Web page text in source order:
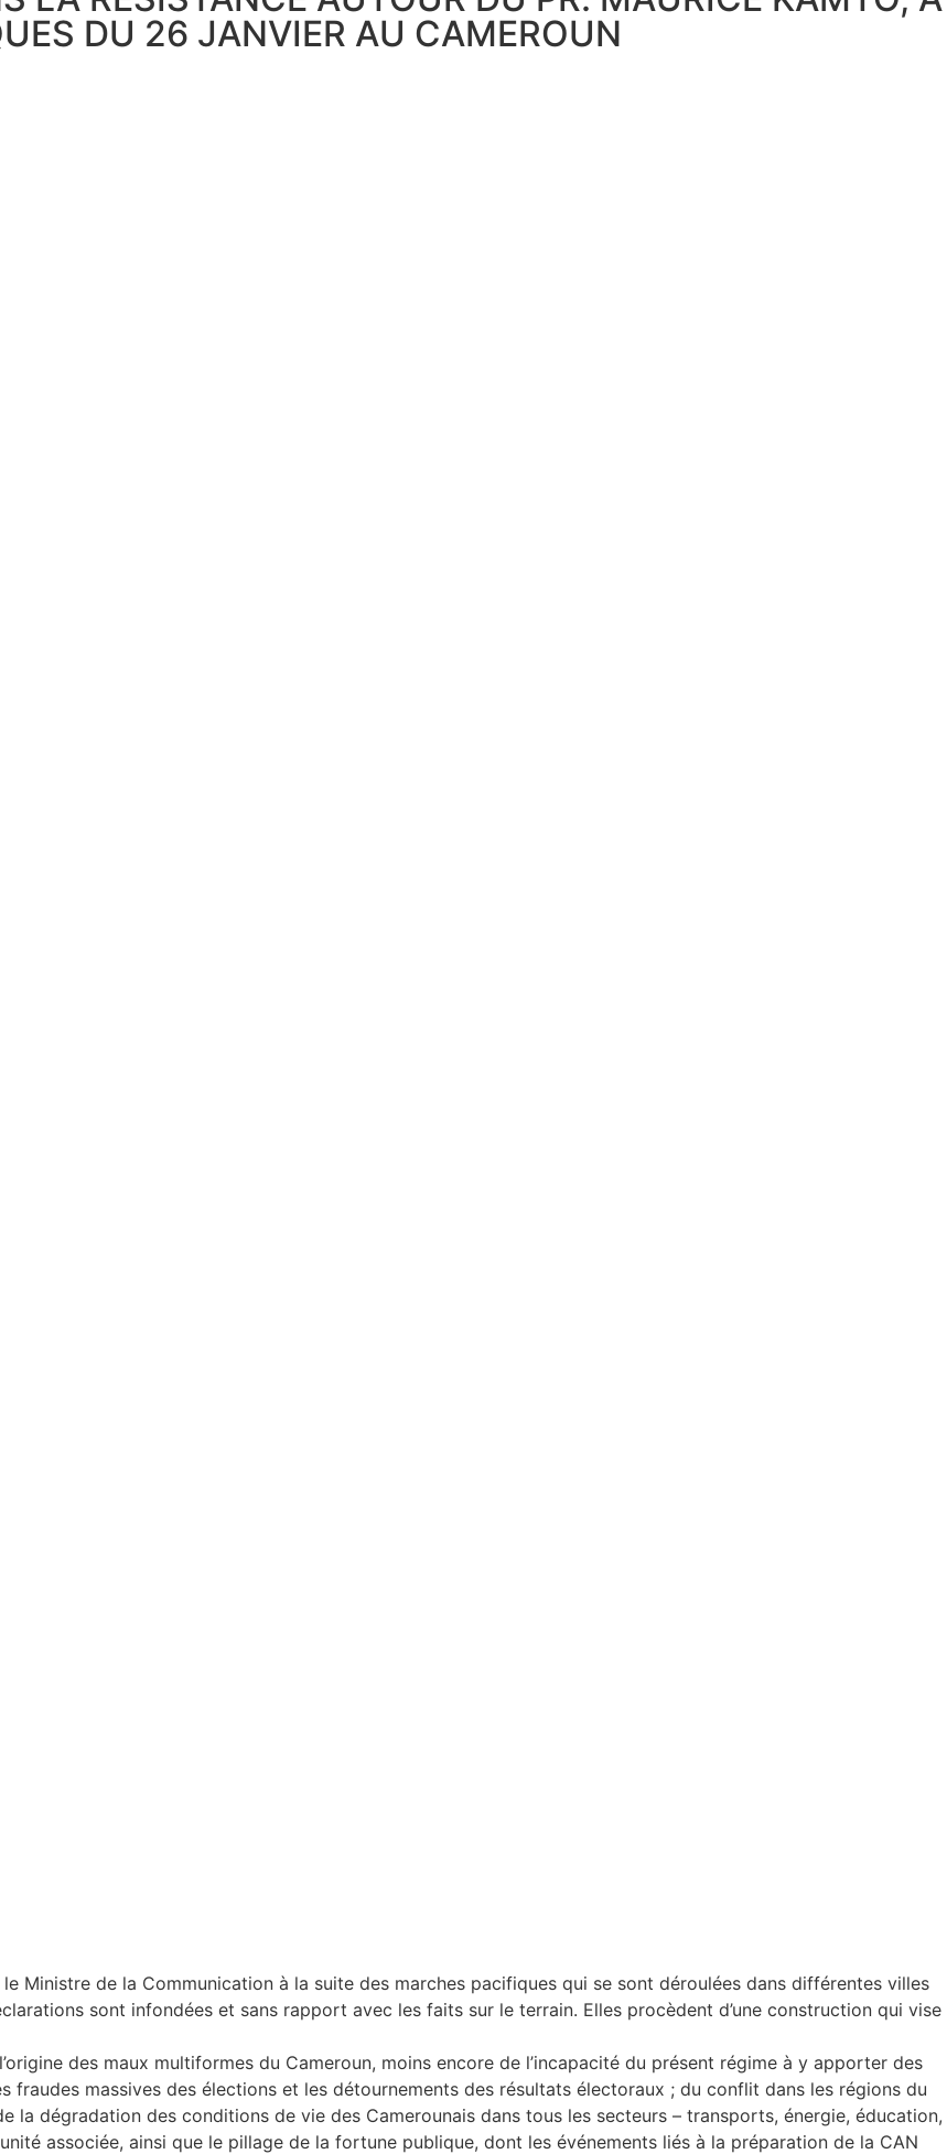
DU 26 JANVIER AU CAMEROUN
Ministre de la Communication à la suite des marches pacifiques qui se sont déroulées dans différentes villes
sont infondées et sans rapport avec les faits sur le terrain. Elles procèdent d’une construction qui vise
des maux multiformes du Cameroun, moins encore de l’incapacité du présent régime à y apporter des
fraudes massives des élections et les détournements des résultats électoraux ; du conflit dans les régions du
la dégradation des conditions de vie des Camerounais dans tous les secteurs – transports, énergie, éducation,
associée, ainsi que le pillage de la fortune publique, dont les événements liés à la préparation de la CAN